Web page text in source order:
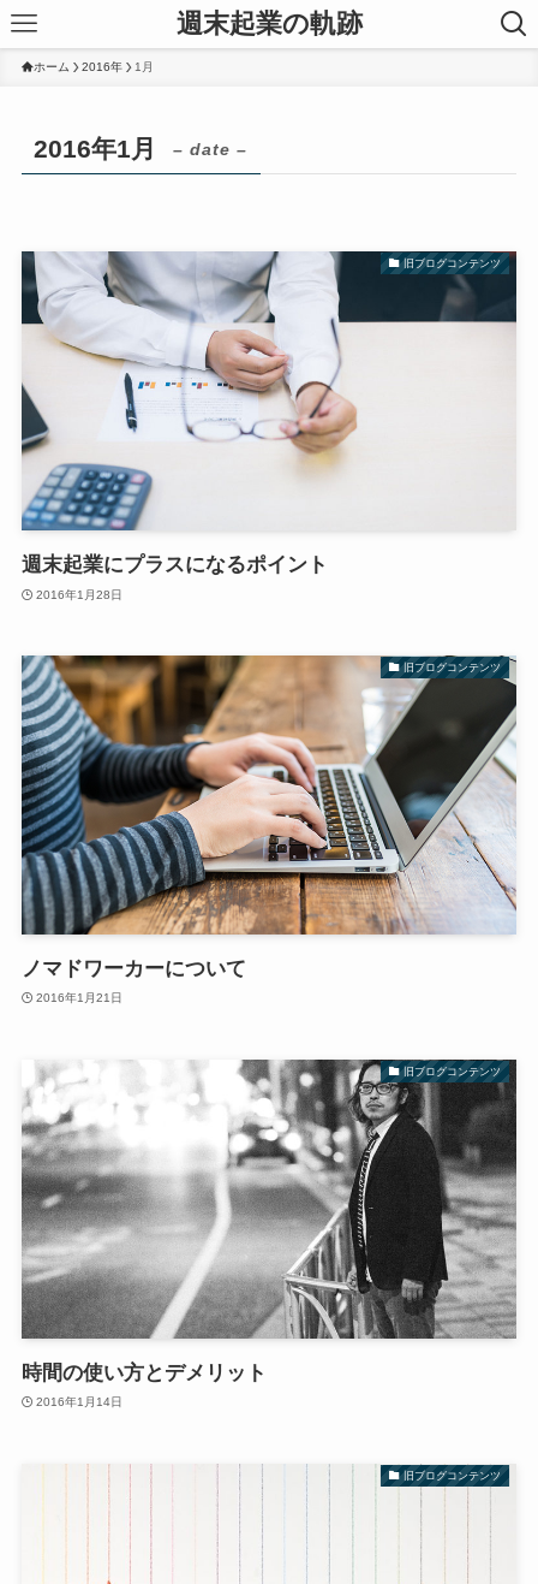
週末起業の軌跡
ホーム 2016年 1月
2016年1月 – date –
旧ブログコンテンツ
週末起業にプラスになるポイント
2016年1月28日
旧ブログコンテンツ
ノマドワーカーについて
2016年1月21日
旧ブログコンテンツ
時間の使い方とデメリット
2016年1月14日
旧ブログコンテンツ